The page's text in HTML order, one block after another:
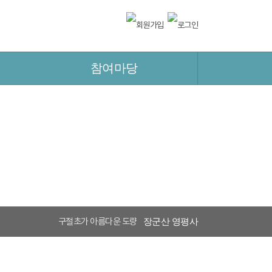
참여마당
구절초가 아름다운 도량 장군산 영평사